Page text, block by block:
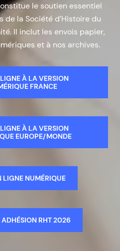
le soutien essentiel
la Société d’Histoire du
Il inclut les envois papier,
et à nos archives.
À LA VERSION
FRANCE
À LA VERSION
EUROPE/MONDE
LIGNE NUMÉRIQUE
RHT 2026